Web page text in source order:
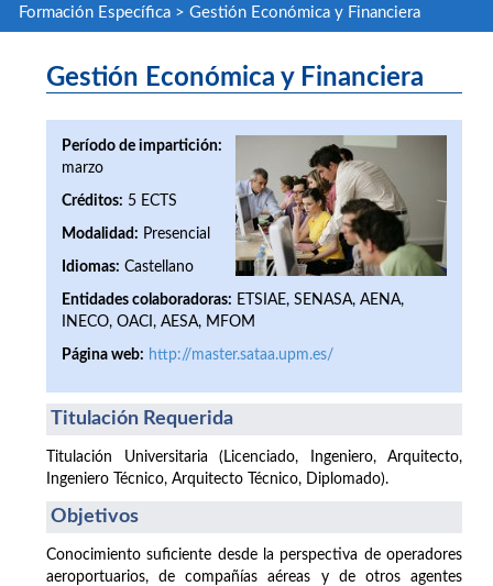
Formación Específica> Gestión Económica y Financiera
Gestión Económica y Financiera
Período de impartición:
marzo
Créditos: 5 ECTS
Modalidad: Presencial
Idiomas: Castellano
Entidades colaboradoras: ETSIAE, SENASA, AENA,
INECO, OACI, AESA, MFOM
Página web: http://master.sataa.upm.es/
Titulación Requerida
Titulación Universitaria (Licenciado, Ingeniero, Arquitecto,
Ingeniero Técnico, Arquitecto Técnico, Diplomado).
Objetivos
Conocimiento suficiente desde la perspectiva de operadores
aeroportuarios, de compañías aéreas y de otros agentes